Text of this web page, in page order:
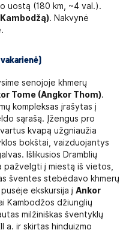
uostą (180 km, ~4 val.).
. Nakvynė
vakarienė)
senojoje khmerų
Tome (Angkor Thom).
kompleksas įrašytas į
sąrašą. Įžengus pro
kvapą užgniaužia
bokštai, vaizduojantys
Išlikusios Dramblių
pažvelgti į miestą iš vietos,
šventes stebėdavo khmerų
ekskursija įAnkor
Kambodžos džiunglių
milžiniškas šventyklų
a. ir skirtas hinduizmo